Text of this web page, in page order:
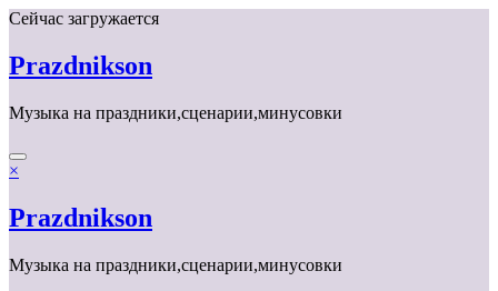
Перейти
содержимому
Сейчас загружается
Prazdnikson
Музыка на праздники,сценарии,минусовки
×
Prazdnikson
Музыка на праздники,сценарии,минусовки